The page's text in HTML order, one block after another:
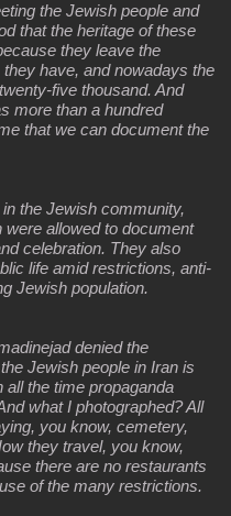
the Jewish people and
that the heritage of these
they leave the
have, and nowadays the
five thousand. And
more than a hundred
that we can document the
the Jewish community,
allowed to document
celebration. They also
life amid restrictions, anti-
Jewish population.
denied the
Jewish people in Iran is
the time propaganda
what I photographed? All
you know, cemetery,
they travel, you know,
there are no restaurants
of the many restrictions.